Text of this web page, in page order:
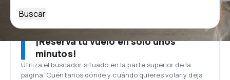
Buscar
¡Reserva tu vuelo en solo unos
minutos!
Utiliza el buscador situado en la parte superior de la
página. Cuéntanos dónde y cuándo quieres volar y deja